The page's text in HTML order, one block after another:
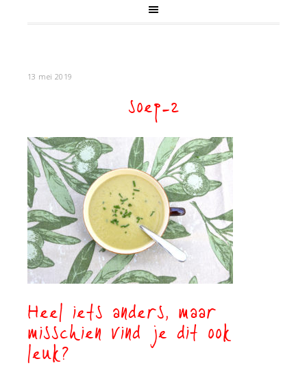
13 mei 2019
soep-2
Heel iets anders, maar
misschien vind je dit ook
leuk?